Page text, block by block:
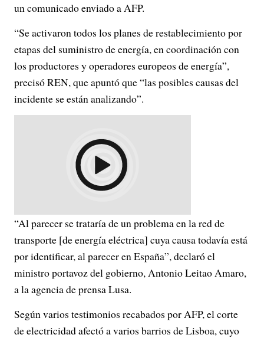
un comunicado enviado a AFP.
“Se activaron todos los planes de restablecimiento por
etapas del suministro de energía, en coordinación con
los productores y operadores europeos de energía”,
precisó REN, que apuntó que “las posibles causas del
incidente se están analizando”.
“Al parecer se trataría de un problema en la red de
transporte [de energía eléctrica] cuya causa todavía está
por identificar, al parecer en España”, declaró el
ministro portavoz del gobierno, Antonio Leitao Amaro,
a la agencia de prensa Lusa.
Según varios testimonios recabados por AFP, el corte
de electricidad afectó a varios barrios de Lisboa, cuyo